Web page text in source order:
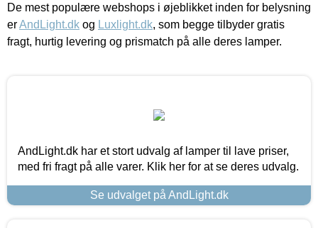
De mest populære webshops i øjeblikket inden for belysning
erAndLight.dk og Luxlight.dk, som begge tilbyder gratis
fragt, hurtig levering og prismatch på alle deres lamper.
AndLight.dk har et stort udvalg af lamper til lave priser,
med fri fragt på alle varer. Klik her for at se deres udvalg.
Se udvalget på AndLight.dk